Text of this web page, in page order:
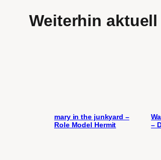
Weiterhin aktuell
mary in the junkyard –
Role Model Hermit
–